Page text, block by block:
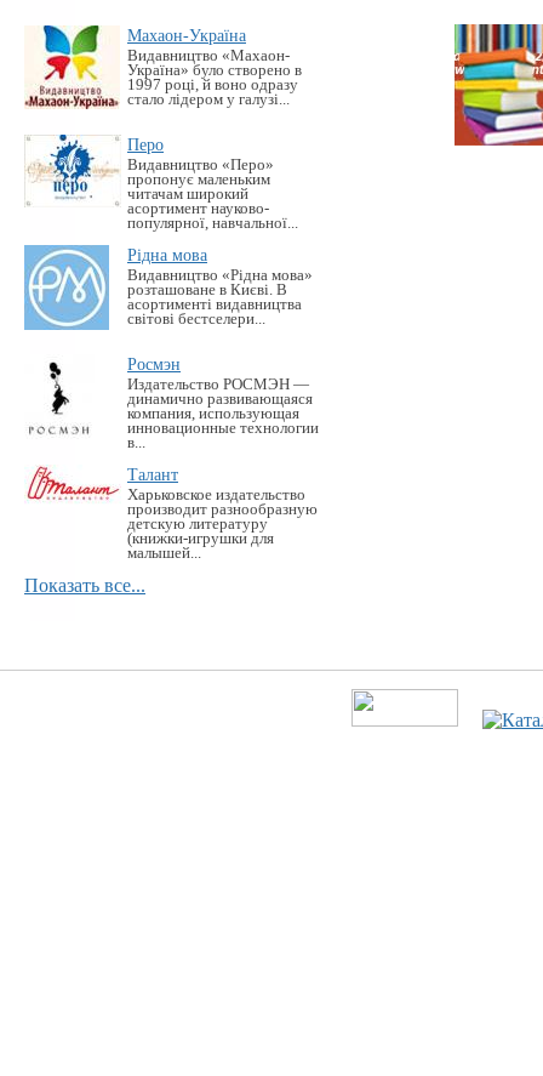
Махаон-Україна
Видавництво «Махаон-
Україна» було створено в
1997 році, й воно одразу
стало лідером у галузі...
Перо
Видавництво «Перо»
пропонує маленьким
читачам широкий
асортимент науково-
популярної, навчальної...
Рідна мова
Видавництво «Рідна мова»
розташоване в Києві. В
асортименті видавництва
світові бестселери...
Росмэн
Издательство РОСМЭН —
динамично развивающаяся
компания, использующая
инновационные технологии
в...
Талант
Харьковское издательство
производит разнообразную
детскую литературу
(книжки-игрушки для
малышей...
Показать все...